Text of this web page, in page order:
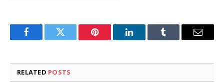
FacebookTwitter Pinterest LinkedInTumblr Email
RELATED POSTS